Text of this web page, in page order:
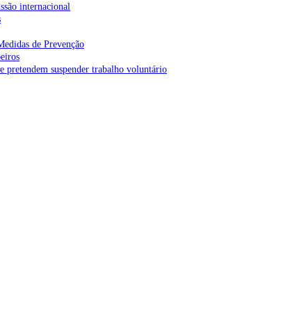
internacional
de Prevenção
pretendem suspender trabalho voluntário